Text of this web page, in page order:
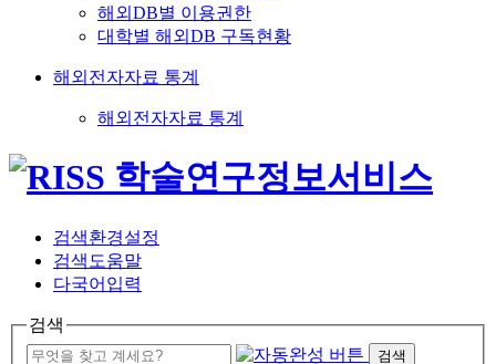
해외DB별 이용권한
대학별 해외DB 구독현황
해외전자자료 통계
해외전자자료 통계
검색환경설정
검색도움말
다국어입력
검색
검색